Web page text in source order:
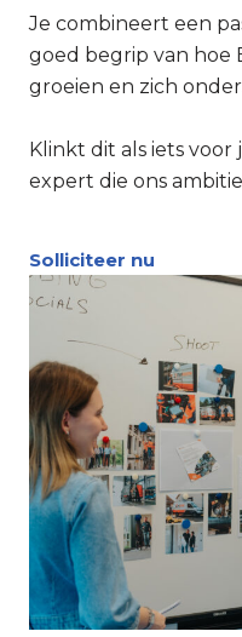
Je combineert een
goed begrip van hoe
groeien en zich
Klinkt dit als iets voor
expert die ons
Solliciteer nu